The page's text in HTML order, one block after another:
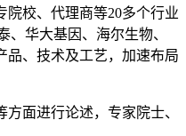
校、代理商等20多个行业
、华大基因、海尔生物、
品、技术及工艺，加速布局
面进行论述，专家院士、